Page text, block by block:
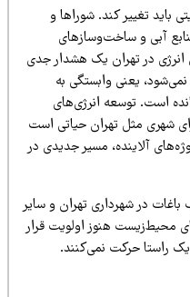
تغییر کند. شوراها و
و ساخت‌وسازهای
در تهران یک هشدار جدی
یعنی وابستگی به
توسعه انرژی‌های
مثل تهران حیاتی است
آلاینده، مسیر جدیدی در
شهرداری تهران و سایر
هنوز اولویت قرار
حرکت نمی‌کنند.